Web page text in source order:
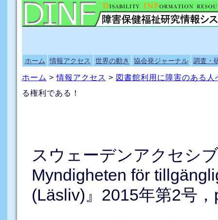
ホーム 情報アクセス 世界の動き 協会発ジャーナル 調査・
ホーム >情報アクセス > 図書館利用に障害のある人
る権利である！
スウェーデンアクセシ
Myndigheten för
(Läsliv)』2015年第2号，